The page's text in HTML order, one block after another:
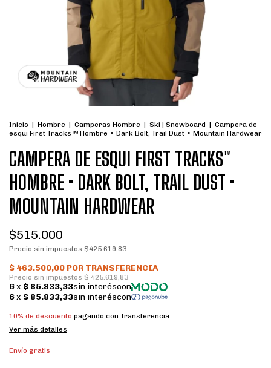
Inicio | Hombre | Camperas Hombre | Ski | Snowboard | Campera de
esqui First Tracks™ Hombre • Dark Bolt, Trail Dust • Mountain Hardwear
CAMPERA DE ESQUI FIRST TRACKS™
HOMBRE • DARK BOLT, TRAIL DUST •
MOUNTAIN HARDWEAR
$515.000
Precio sin impuestos $425.619,83
10% de descuento pagando con Transferencia
Ver más detalles
Envío gratis